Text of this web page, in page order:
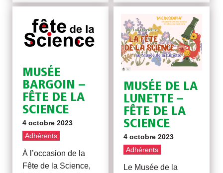
MUSÉE
BARGOIN –
FÊTE DE LA
SCIENCE
4 octobre 2023
Adhérents
À l’occasion de la
Fête de la Science,
MUSÉE DE LA
LUNETTE –
FÊTE DE LA
SCIENCE
4 octobre 2023
Adhérents
Le Musée de la